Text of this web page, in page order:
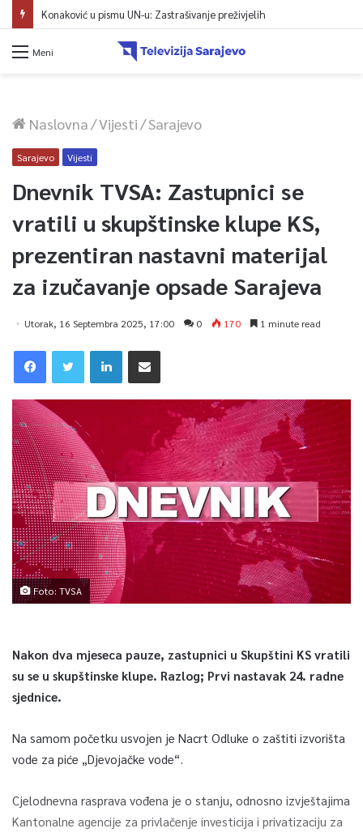
Konaković u pismu UN-u: Zastrašivanje preživjelih
Meni
Naslovna/Vijesti/Sarajevo
Sarajevo Vijesti
Dnevnik TVSA: Zastupnici se
vratili u skupštinske klupe KS,
prezentiran nastavni materijal
za izučavanje opsade Sarajeva
Utorak, 16 Septembra 2025, 17:00 0 170 1 minute read
Foto: TVSA
Nakon dva mjeseca pauze, zastupnici u Skupštini KS vratili
su se u skupštinske klupe. Razlog; Prvi nastavak 24. radne
sjednice.
Na samom početku usvojen je Nacrt Odluke o zaštiti izvorišta
vode za piće „Djevojačke vode“.
Cjelodnevna rasprava vođena je o stanju, odnosno izvještajima
Kantonalne agencije za privlačenje investicija i privatizaciju za